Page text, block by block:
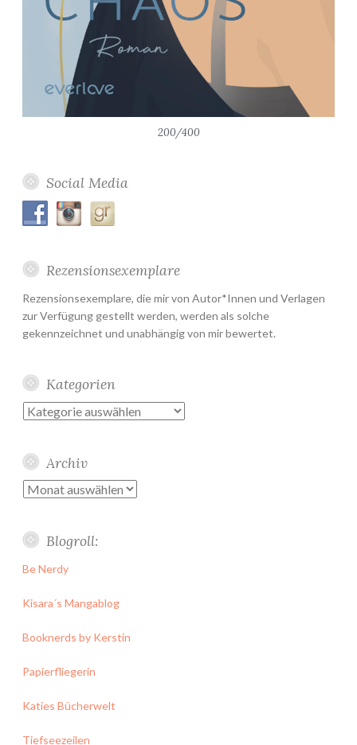
200/400
Social Media
Rezensionsexemplare
Rezensionsexemplare, die mir von Autor*Innen und Verlagen
zur Verfügung gestellt werden, werden als solche
gekennzeichnet und unabhängig von mir bewertet.
Kategorien
Kategorien
Archiv
Archiv
Blogroll:
Be Nerdy
Kisara´s Mangablog
Booknerds by Kerstin
Papierfliegerin
Katies Bücherwelt
Tiefseezeilen